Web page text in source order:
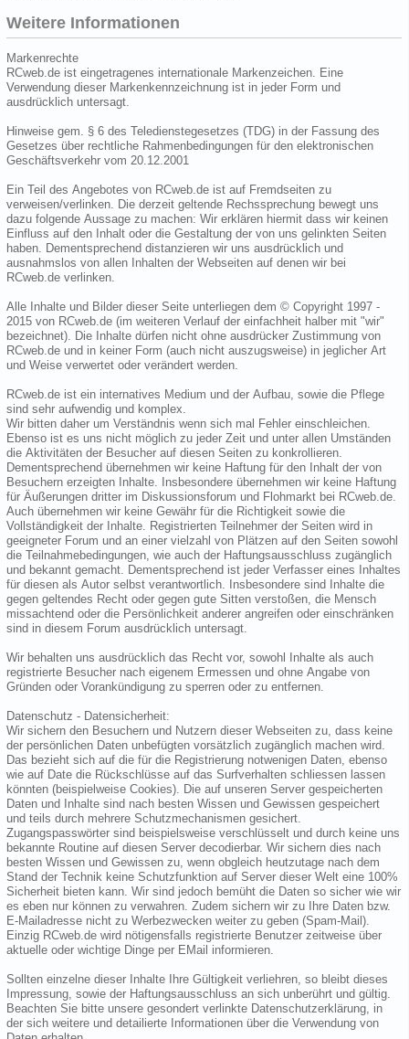
Weitere Informationen
Markenrechte
RCweb.de ist eingetragenes internationale Markenzeichen. Eine
Verwendung dieser Markenkennzeichnung ist in jeder Form und
ausdrücklich untersagt.
Hinweise gem. § 6 des Teledienstegesetzes (TDG) in der Fassung des
Gesetzes über rechtliche Rahmenbedingungen für den elektronischen
Geschäftsverkehr vom 20.12.2001
Ein Teil des Angebotes von RCweb.de ist auf Fremdseiten zu
verweisen/verlinken. Die derzeit geltende Rechssprechung bewegt uns
dazu folgende Aussage zu machen: Wir erklären hiermit dass wir keinen
Einfluss auf den Inhalt oder die Gestaltung der von uns gelinkten Seiten
haben. Dementsprechend distanzieren wir uns ausdrücklich und
ausnahmslos von allen Inhalten der Webseiten auf denen wir bei
RCweb.de verlinken.
Alle Inhalte und Bilder dieser Seite unterliegen dem © Copyright 1997 -
2015 von RCweb.de (im weiteren Verlauf der einfachheit halber mit "wir"
bezeichnet). Die Inhalte dürfen nicht ohne ausdrücker Zustimmung von
RCweb.de und in keiner Form (auch nicht auszugsweise) in jeglicher Art
und Weise verwertet oder verändert werden.
RCweb.de ist ein internatives Medium und der Aufbau, sowie die Pflege
sind sehr aufwendig und komplex.
Wir bitten daher um Verständnis wenn sich mal Fehler einschleichen.
Ebenso ist es uns nicht möglich zu jeder Zeit und unter allen Umständen
die Aktivitäten der Besucher auf diesen Seiten zu konkrollieren.
Dementsprechend übernehmen wir keine Haftung für den Inhalt der von
Besuchern erzeigten Inhalte. Insbesondere übernehmen wir keine Haftung
für Äußerungen dritter im Diskussionsforum und Flohmarkt bei RCweb.de.
Auch übernehmen wir keine Gewähr für die Richtigkeit sowie die
Vollständigkeit der Inhalte. Registrierten Teilnehmer der Seiten wird in
geeigneter Forum und an einer vielzahl von Plätzen auf den Seiten sowohl
die Teilnahmebedingungen, wie auch der Haftungsausschluss zugänglich
und bekannt gemacht. Dementsprechend ist jeder Verfasser eines Inhaltes
für diesen als Autor selbst verantwortlich. Insbesondere sind Inhalte die
gegen geltendes Recht oder gegen gute Sitten verstoßen, die Mensch
missachtend oder die Persönlichkeit anderer angreifen oder einschränken
sind in diesem Forum ausdrücklich untersagt.
Wir behalten uns ausdrücklich das Recht vor, sowohl Inhalte als auch
registrierte Besucher nach eigenem Ermessen und ohne Angabe von
Gründen oder Vorankündigung zu sperren oder zu entfernen.
Datenschutz - Datensicherheit:
Wir sichern den Besuchern und Nutzern dieser Webseiten zu, dass keine
der persönlichen Daten unbefügten vorsätzlich zugänglich machen wird.
Das bezieht sich auf die für die Registrierung notwenigen Daten, ebenso
wie auf Date die Rückschlüsse auf das Surfverhalten schliessen lassen
könnten (beispielweise Cookies). Die auf unseren Server gespeicherten
Daten und Inhalte sind nach besten Wissen und Gewissen gespeichert
und teils durch mehrere Schutzmechanismen gesichert.
Zugangspasswörter sind beispielsweise verschlüsselt und durch keine uns
bekannte Routine auf diesen Server decodierbar. Wir sichern dies nach
besten Wissen und Gewissen zu, wenn obgleich heutzutage nach dem
Stand der Technik keine Schutzfunktion auf Server dieser Welt eine 100%
Sicherheit bieten kann. Wir sind jedoch bemüht die Daten so sicher wie wir
es eben nur können zu verwahren. Zudem sichern wir zu Ihre Daten bzw.
E-Mailadresse nicht zu Werbezwecken weiter zu geben (Spam-Mail).
Einzig RCweb.de wird nötigensfalls registrierte Benutzer zeitweise über
aktuelle oder wichtige Dinge per EMail informieren.
Sollten einzelne dieser Inhalte Ihre Gültigkeit verliehren, so bleibt dieses
Impressung, sowie der Haftungsausschluss an sich unberührt und gültig.
Beachten Sie bitte unsere gesondert verlinkte Datenschutzerklärung, in
der sich weitere und detailierte Informationen über die Verwendung von